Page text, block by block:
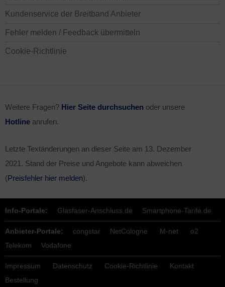
Kundenservice der Breitband Anbieter
Fehler melden / Feedback übermitteln
Cookie-Richtlinie
Weitere Fragen? Hier Seite durchsuchen oder unsere
Hotline anrufen.
Letzte Textänderungen an dieser Seite am 13. Dezember
2021 . Stand der Preise und Angebote kann abweichen
(Preisfehler hier melden).
Info-Portale: Glasfaser-Anschluss.de Smartphone-Tarife.de
Anbieter-Portale: congstar NetCologne M-net
o2
Telekom
Vodafone
Impressum Datenschutz Cookie-Richtlinie
Kontakt
Bestellung